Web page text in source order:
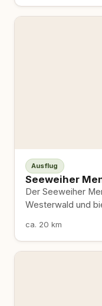
Ausflug
Seeweiher
Der Seeweiher
Westerwald und
ca. 20 km